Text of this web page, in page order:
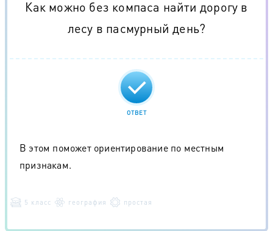
Как можно без компаса найти дорогу в
лесу в пасмурный день?
ОТВЕТ
В этом поможет ориентирование по местным
признакам.
5 класс география простая